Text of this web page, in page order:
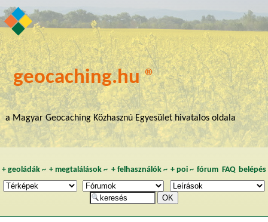
geocaching.hu ®
a Magyar Geocaching Közhasznú Egyesület hivatalos oldala
+ geoládák~ +megtalálások ~ + felhasználók~ + poi~ fórum FAQ belépés